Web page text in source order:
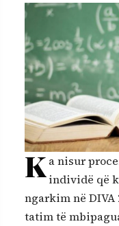
K a nisur
individë që
ngarkim në DIVA
tatim të